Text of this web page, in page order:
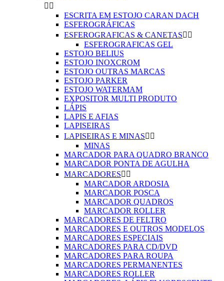
 
ESCRITA EM ESTOJO CARAN DACH
ESFEROGRÁFICAS
ESFEROGRAFICAS & CANETAS 
ESFEROGRAFICAS GEL
ESTOJO BELIUS
ESTOJO INOXCROM
ESTOJO OUTRAS MARCAS
ESTOJO PARKER
ESTOJO WATERMAM
EXPOSITOR MULTI PRODUTO
LÁPIS
LAPIS E AFIAS
LAPISEIRAS
LAPISEIRAS E MINAS 
MINAS
MARCADOR PARA QUADRO BRANCO
MARCADOR PONTA DE AGULHA
MARCADORES 
MARCADOR ARDOSIA
MARCADOR POSCA
MARCADOR QUADROS
MARCADOR ROLLER
MARCADORES DE FELTRO
MARCADORES E OUTROS MODELOS
MARCADORES ESPECIAIS
MARCADORES PARA CD/DVD
MARCADORES PARA ROUPA
MARCADORES PERMANENTES
MARCADORES ROLLER